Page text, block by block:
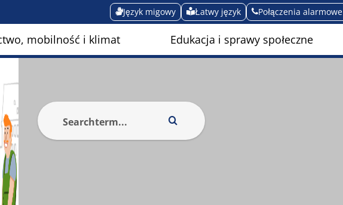
Język migowy Łatwy język Połączenia alarmowe
mobilność i klimat Edukacja i sprawy społeczne